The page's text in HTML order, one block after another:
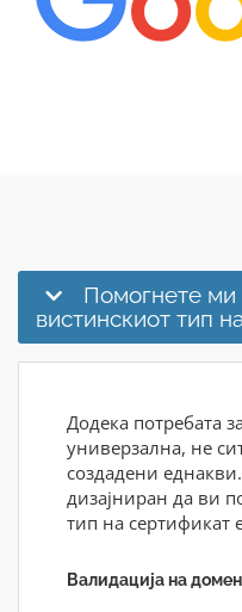
Помогнете ми
вистинскиот тип
Додека потребата
универзална, не
создадени
дизајниран да ви
тип на сертификат
Валидација на